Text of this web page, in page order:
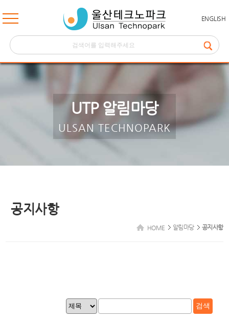
ENGLISH
UTP 알림마당
ULSAN TECHNOPARK
공지사항
HOME 알림마당 공지사항
검색